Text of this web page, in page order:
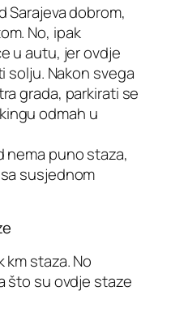
Sarajeva dobrom,
No, ipak
u autu, jer ovdje
solju. Nakon svega
grada, parkirati se
odmah u
nema puno staza,
susjednom
km staza. No
što su ovdje staze